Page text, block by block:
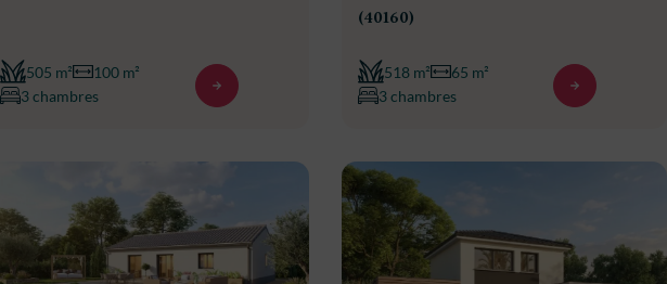
505 m²
100 m²
3 chambres
(40160)
518 m²
65 m²
3 chambres